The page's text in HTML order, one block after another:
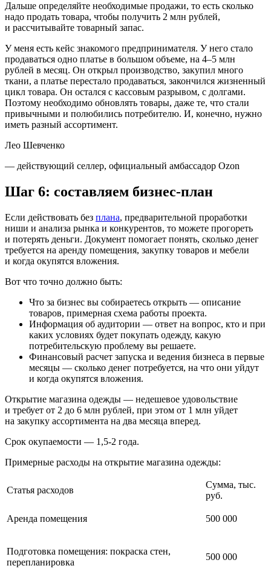
Дальше определяйте необходимые продажи, то есть сколько
надо продать товара, чтобы получить 2 млн рублей,
и рассчитывайте товарный запас.
У меня есть кейс знакомого предпринимателя. У него стало
продаваться одно платье в большом объеме, на 4–5 млн
рублей в месяц. Он открыл производство, закупил много
ткани, а платье перестало продаваться, закончился жизненный
цикл товара. Он остался с кассовым разрывом, с долгами.
Поэтому необходимо обновлять товары, даже те, что стали
привычными и полюбились потребителю. И, конечно, нужно
иметь разный ассортимент.
Лео Шевченко
— действующий селлер, официальный амбассадор Ozon
Шаг 6: составляем бизнес-план
Если действовать без плана, предварительной проработки
ниши и анализа рынка и конкурентов, то можете прогореть
и потерять деньги. Документ помогает понять, сколько денег
требуется на аренду помещения, закупку товаров и мебели
и когда окупятся вложения.
Вот что точно должно быть:
Что за бизнес вы собираетесь открыть — описание
товаров, примерная схема работы проекта.
Информация об аудитории — ответ на вопрос, кто и при
каких условиях будет покупать одежду, какую
потребительскую проблему вы решаете.
Финансовый расчет запуска и ведения бизнеса в первые
месяцы — сколько денег потребуется, на что они уйдут
и когда окупятся вложения.
Открытие магазина одежды — недешевое удовольствие
и требует от 2 до 6 млн рублей, при этом от 1 млн уйдет
на закупку ассортимента на два месяца вперед.
Срок окупаемости — 1,5-2 года.
Примерные расходы на открытие магазина одежды:
Статья расходов
Сумма, тыс.
руб.
Аренда помещения 500 000
Подготовка помещения: покраска стен,
перепланировка
500 000